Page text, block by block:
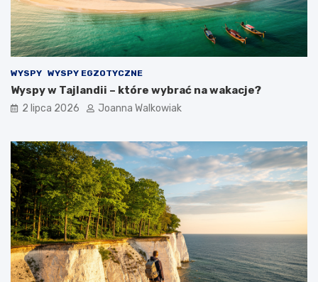
WYSPY WYSPY EGZOTYCZNE
Wyspy w Tajlandii – które wybrać na wakacje?
2 lipca 2026 Joanna Walkowiak